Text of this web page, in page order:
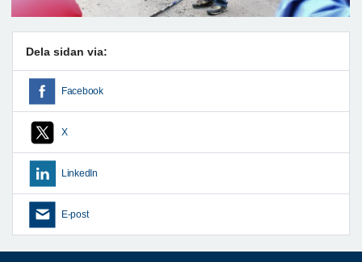
Dela sidan via:
Facebook
X
LinkedIn
E-post